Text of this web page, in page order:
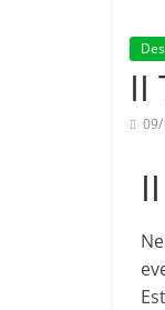
II
09/